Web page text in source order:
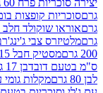
פרח 60 גרם
בום מיקס 4 טעמים 4 גרם
חלב 97 גרם
ג'ינג'רברד 59 גרם
15 ס"מ בטעם אוכמניות 17 גרם
17 גרם
ממרח
מקלות גומי עם ג'לי